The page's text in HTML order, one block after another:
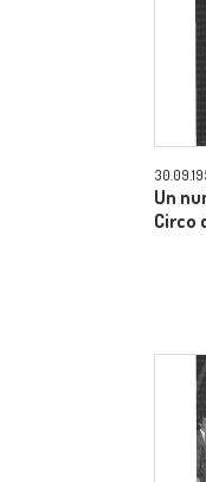
Un
Circo